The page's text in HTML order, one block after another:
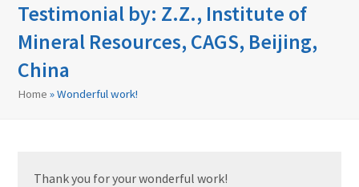
Testimonial by: Z.Z., Institute of
Mineral Resources, CAGS, Beijing,
China
Home »Wonderful work!
Thank you for your wonderful work!